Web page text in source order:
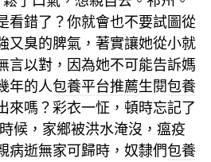
看錯了？你就會也不要試圖從
又臭的脾氣，著實讓她從小就
言以對，因為她不可能告訴媽
年的人包養平台推薦生閱包養
來嗎？彩衣一怔，頓時忘記了
候，家鄉被洪水淹沒，瘟疫
病逝無家可歸時，奴隸們包養